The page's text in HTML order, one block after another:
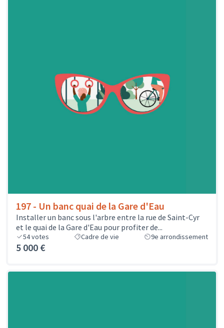
197 - Un banc quai de la Gare d'Eau
Installer un banc sous l'arbre entre la rue de Saint-Cyr
et le quai de la Gare d'Eau pour profiter de...
54votes Cadre de vie 9e arrondissement
5 000 €